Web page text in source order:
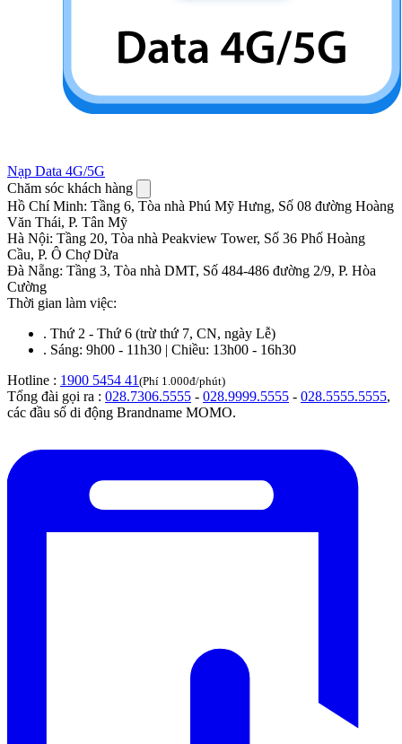
Nạp Data 4G/5G
Chăm sóc khách hàng
Hồ Chí Minh: Tầng 6, Tòa nhà Phú Mỹ Hưng, Số 08 đường Hoàng
Văn Thái, P. Tân Mỹ
Hà Nội: Tầng 20, Tòa nhà Peakview Tower, Số 36 Phố Hoàng
Cầu, P. Ô Chợ Dừa
Đà Nẵng: Tầng 3, Tòa nhà DMT, Số 484-486 đường 2/9, P. Hòa
Cường
Thời gian làm việc:
. Thứ 2 - Thứ 6 (trừ thứ 7, CN, ngày Lễ)
. Sáng: 9h00 - 11h30 | Chiều: 13h00 - 16h30
Hotline : 1900 5454 41 (Phí 1.000đ/phút)
Tổng đài gọi ra : 028.7306.5555 - 028.9999.5555 - 028.5555.5555,
các đầu số di động Brandname MOMO.